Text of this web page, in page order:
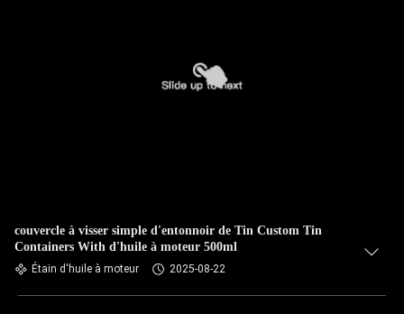
couvercle à visser simple d'entonnoir de Tin Custom Tin
Containers With d'huile à moteur 500ml
Étain d'huile à moteur 2025-08-22